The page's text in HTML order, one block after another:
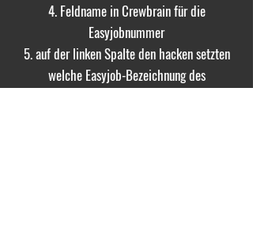
4. Feldname in Crewbrain für die
Easyjobnummer
5. auf der linken Spalte den hacken setzten
welche Easyjob-Bezeichnung des